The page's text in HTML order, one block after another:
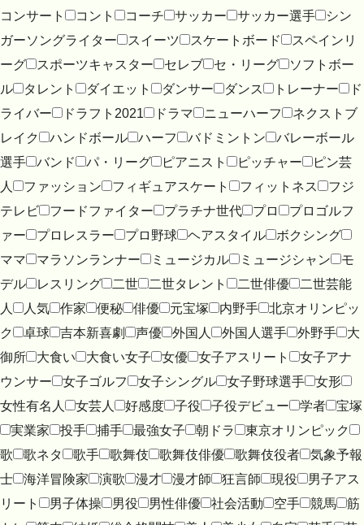
コンサート
コント コーチ サッカー サッカー選手
シン
ガーソングライター
スイーツ スケートボード
スペインリ
ーグ
スポーツキャスター セレブ セ・リーグ
ソフトボー
ル
タレント ダイエット ダンサー ダンス トレーナー
ド
ライバー
ドラフト2021 ドラマ ニューハーフ
ネクストブ
レイク
ハンドボール ハーフ バドミントン
バレーボール
選手
バンド パ・リーグ ピアニスト ピッチャー
ピン芸
人
ファッション フィギュアスケート フィットネス
フジ
テレビ
フードファイター プラチナ世代 プロ
プロゴルフ
ァー
プロレスラー プロ野球 ヘアスタイル
ボクシング
ママ
マラソンランナー ミュージカル ミュージシャン
モ
デル
レスリング 二世 二世タレント 二世俳優
二世芸能
人
人気 作家 便秘 俳優 元宝塚 内野手
北京オリンピッ
ク
卓球 吉本新喜劇 声優 外国人 外国人選手 外野手
大
御所
大食い 大食い女子 女優 女子アスリート
女子アナ
ウンサー
女子ゴルフ 女子シングル 女子野球選手
女形
女性有名人
女芸人 好感度 子役 子役デビュー 学者
宝塚
実業家
投手 捕手 最強女子 朝ドラ
東京オリンピック
歌
歌ネタ 歌手 歌舞伎 歌舞伎俳優 歌舞伎役者
気象予報
士
海洋冒険家 演歌 漫才 漫才師 狂言師 現役
男子アス
リート
男子体操 男役 男性俳優 社会活動 空手 競馬
筋